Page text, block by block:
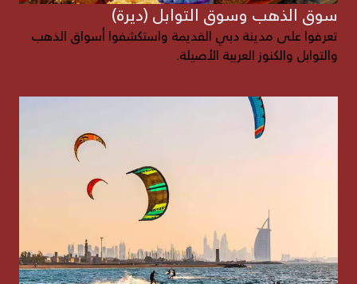
سوق الذهب وسوق التوابل (ديرة)
تعرفوا على مدينة دبي القديمة واستكشفوا أسواق الذهب
والتوابل والكنوز العربية الأصيلة.